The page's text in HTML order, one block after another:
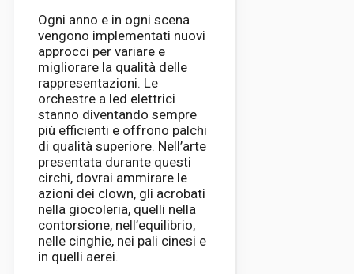
Ogni anno e in ogni scena
vengono implementati nuovi
approcci per variare e
migliorare la qualità delle
rappresentazioni. Le
orchestre a led elettrici
stanno diventando sempre
più efficienti e offrono palchi
di qualità superiore. Nell’arte
presentata durante questi
circhi, dovrai ammirare le
azioni dei clown, gli acrobati
nella giocoleria, quelli nella
contorsione, nell’equilibrio,
nelle cinghie, nei pali cinesi e
in quelli aerei.